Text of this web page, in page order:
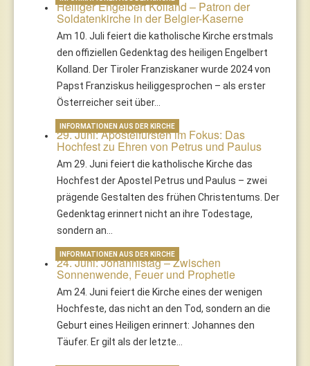
Heiliger Engelbert Kolland – Patron der
Soldatenkirche in der Belgier-Kaserne
Am 10. Juli feiert die katholische Kirche erstmals
den offiziellen Gedenktag des heiligen Engelbert
Kolland. Der Tiroler Franziskaner wurde 2024 von
Papst Franziskus heiliggesprochen – als erster
Österreicher seit über…
29. Juni: Apostelfürsten im Fokus: Das
Hochfest zu Ehren von Petrus und Paulus
Am 29. Juni feiert die katholische Kirche das
Hochfest der Apostel Petrus und Paulus – zwei
prägende Gestalten des frühen Christentums. Der
Gedenktag erinnert nicht an ihre Todestage,
sondern an…
INFORMATIONEN AUS DER KIRCHE
24. Juni: Johannistag – Zwischen
Sonnenwende, Feuer und Prophetie
Am 24. Juni feiert die Kirche eines der wenigen
Hochfeste, das nicht an den Tod, sondern an die
Geburt eines Heiligen erinnert: Johannes den
Täufer. Er gilt als der letzte…
INFORMATIONEN AUS DER KIRCHE